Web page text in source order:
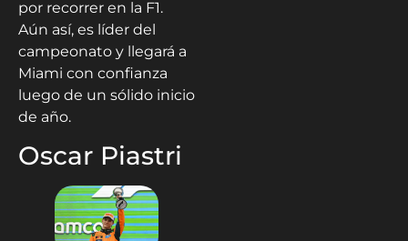
por recorrer en la F1.
Aún así, es líder del
campeonato y llegará a
Miami con confianza
luego de un sólido inicio
de año.
Oscar Piastri